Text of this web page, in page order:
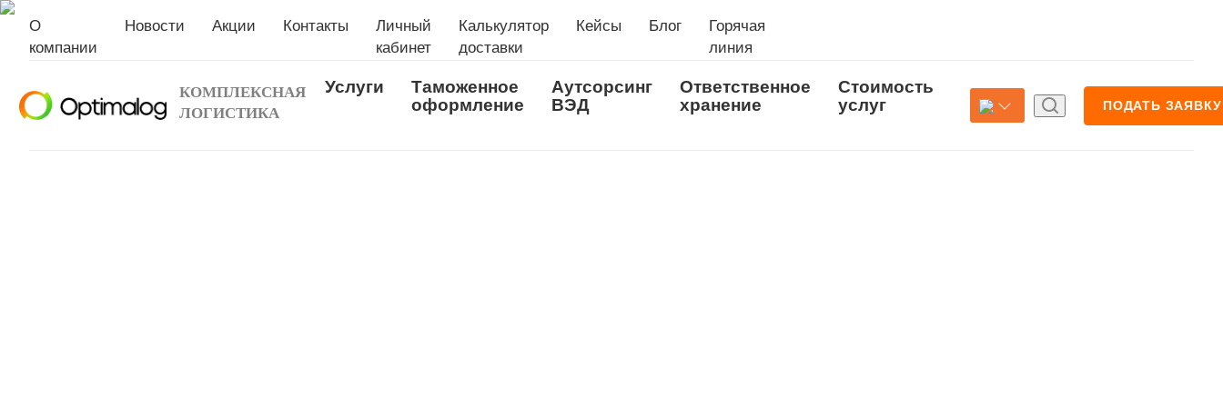
О
компании
Новости Акции Контакты
Личный
кабинет
Калькулятор
доставки
Кейсы Блог
Горячая
линия
КОМПЛЕКСНАЯ
ЛОГИСТИКА
Услуги
Таможенное
оформление
Аутсорсинг
ВЭД
Ответственное
хранение
Стоимость
услуг
Страхование
ПОДАТЬ ЗАЯВКУ